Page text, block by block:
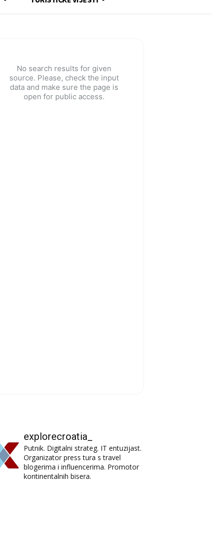
No search results for given
source. Please, check the input
data and make sure the page is
open for public access.
explorecroatia_
Putnik. Digitalni strateg. IT entuzijast.
Organizator press tura s travel
blogerima i influencerima. Promotor
kontinentalnih bisera.